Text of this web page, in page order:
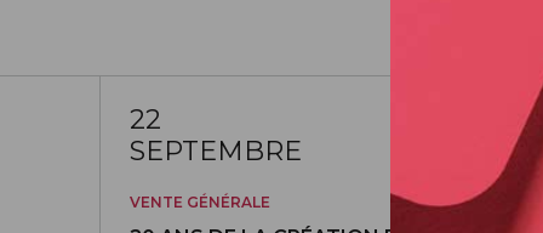
22
SEPTEMBRE
VENTE GÉNÉRALE